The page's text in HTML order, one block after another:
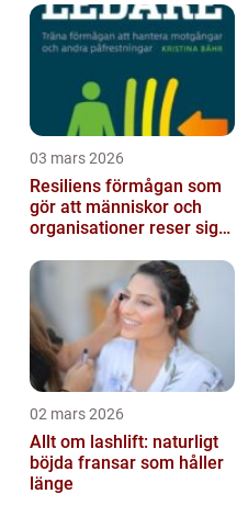
03 mars 2026
Resiliens förmågan som
gör att människor och
organisationer reser sig
02 mars 2026
Allt om lashlift: naturligt
böjda fransar som håller
länge